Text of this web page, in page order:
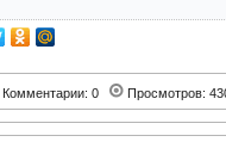
Комментарии: 0 Просмотров: